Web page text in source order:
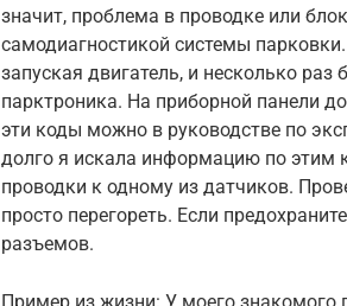
значит, проблема в проводке или
самодиагностикой системы
запуская двигатель, и несколько
парктроника. На приборной панели
эти коды можно в руководстве по
долго я искала информацию по этим
проводки к одному из датчиков.
просто перегореть. Если
разъемов.
Пример из жизни: У моего знакомого